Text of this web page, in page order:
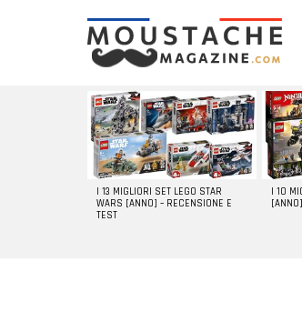
DERNIERS
ARTICLES
I 13 MIGLIORI SET LEGO STAR
WARS [ANNO] – RECENSIONE E
TEST
I 10